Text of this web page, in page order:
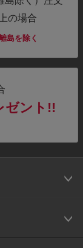
の場合
島を除く
ゼント!!